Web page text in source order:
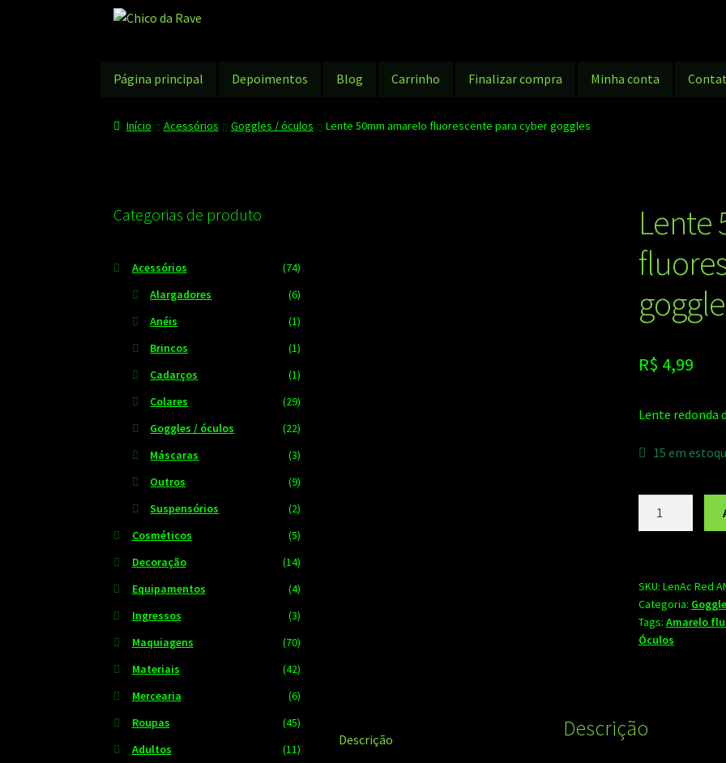
Pular
Pular
conteúdo
Página principal Depoimentos Blog Carrinho Finalizar compra Minha conta
Início Acessórios Goggles / óculos Lente 50mm amarelo fluorescente para cyber goggles
Lente
R$ 4,99
Lente redonda
15 em
para
cyber
goggles
quantidade
SKU: LenAc Red
Categoria:
Tags: Amarelo
Óculos
Descrição Descrição
Categorias de produto
Acessórios
(74)
Alargadores
(6)
Anéis
(1)
Brincos
(1)
Cadarços
(1)
Colares
(29)
Goggles / óculos
(22)
Máscaras
(3)
Outros
(9)
Suspensórios
(2)
Cosméticos
(5)
Decoração
(14)
Equipamentos
(4)
Ingressos
(3)
Maquiagens
(70)
Materiais
(42)
Mercearia
(6)
Roupas
(45)
Adultos
(11)